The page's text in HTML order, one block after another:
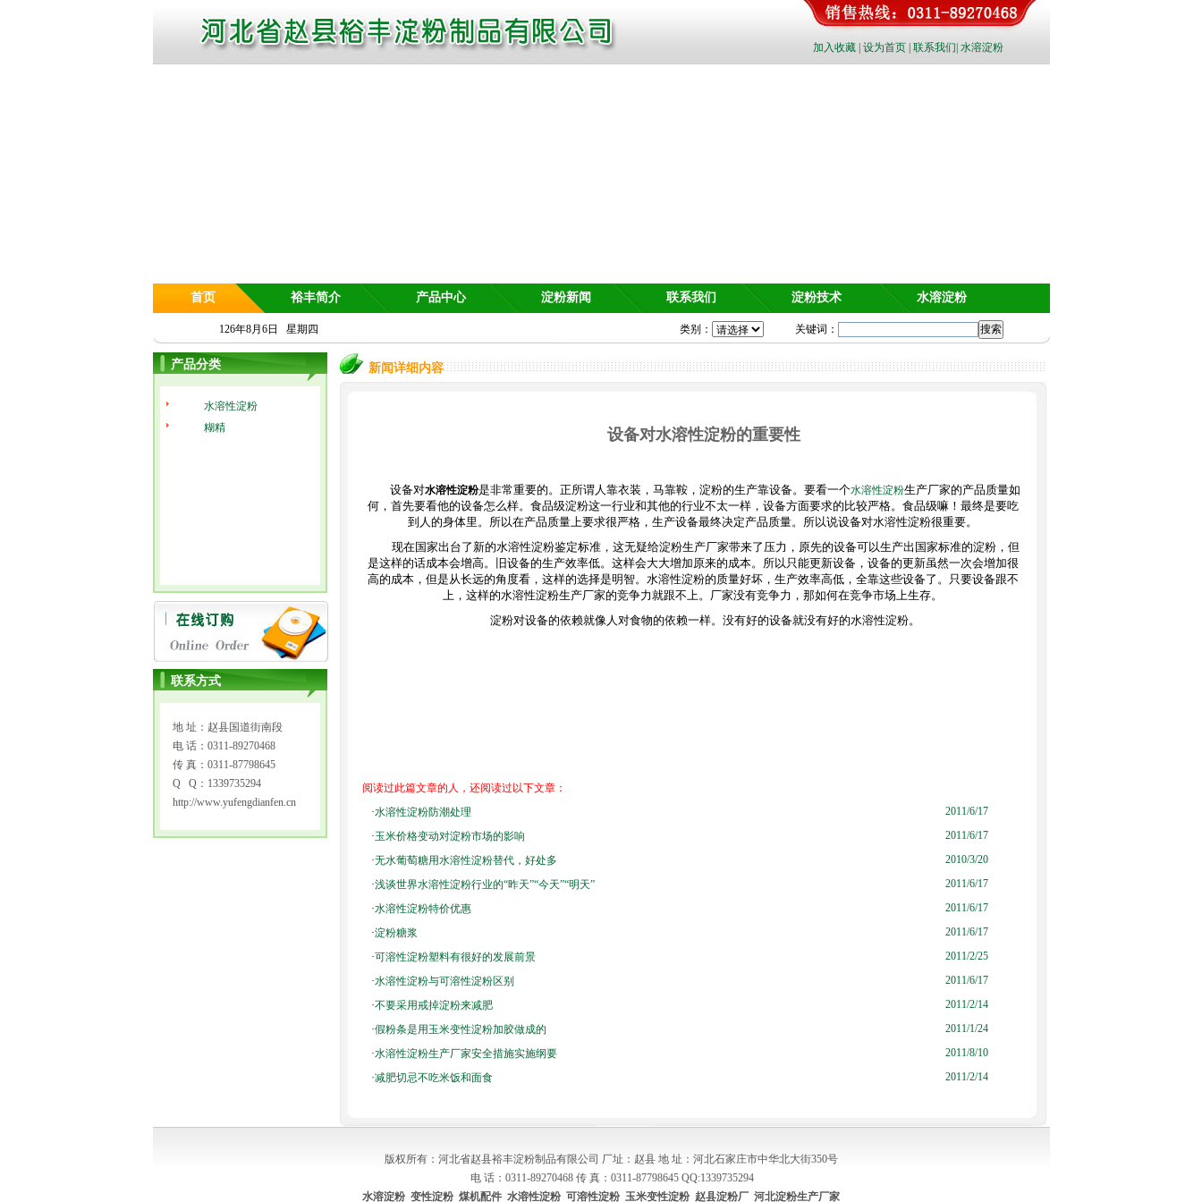
加入收藏| 设为首页| 联系我们 水溶淀粉
首页 裕丰简介 产品中心 淀粉新闻 联系我们 淀粉技术 水溶淀粉
126年8月6日 星期四 类别： 关键词：
产品分类
水溶性淀粉
糊精
联系方式
地 址：赵县国道街南段
电 话：0311-89270468
传 真：0311-87798645
Q Q：1339735294
http://www.yufengdianfen.cn
新闻详细内容
设备对水溶性淀粉的重要性
设备对水溶性淀粉是非常重要的。正所谓人靠衣装，马靠鞍，淀粉的生产靠设备。要看一个水溶性淀粉生产厂家的产品质量如
何，首先要看他的设备怎么样。食品级淀粉这一行业和其他的行业不太一样，设备方面要求的比较严格。食品级嘛！最终是要吃
到人的身体里。所以在产品质量上要求很严格，生产设备最终决定产品质量。所以说设备对水溶性淀粉很重要。
现在国家出台了新的水溶性淀粉鉴定标准，这无疑给淀粉生产厂家带来了压力，原先的设备可以生产出国家标准的淀粉，但
是这样的话成本会增高。旧设备的生产效率低。这样会大大增加原来的成本。所以只能更新设备，设备的更新虽然一次会增加很
高的成本，但是从长远的角度看，这样的选择是明智。水溶性淀粉的质量好坏，生产效率高低，全靠这些设备了。只要设备跟不
上，这样的水溶性淀粉生产厂家的竞争力就跟不上。厂家没有竞争力，那如何在竞争市场上生存。
淀粉对设备的依赖就像人对食物的依赖一样。没有好的设备就没有好的水溶性淀粉。
阅读过此篇文章的人，还阅读过以下文章：
·水溶性淀粉防潮处理
2011/6/17
·玉米价格变动对淀粉市场的影响
2011/6/17
·无水葡萄糖用水溶性淀粉替代，好处多
2010/3/20
·浅谈世界水溶性淀粉行业的“昨天”“今天”“明天”
2011/6/17
·水溶性淀粉特价优惠
2011/6/17
·淀粉糖浆
2011/6/17
·可溶性淀粉塑料有很好的发展前景
2011/2/25
·水溶性淀粉与可溶性淀粉区别
2011/6/17
·不要采用戒掉淀粉来减肥
2011/2/14
·假粉条是用玉米变性淀粉加胶做成的
2011/1/24
·水溶性淀粉生产厂家安全措施实施纲要
2011/8/10
·减肥切忌不吃米饭和面食 2011/2/14
版权所有：河北省赵县裕丰淀粉制品有限公司 厂址：赵县 地 址：河北石家庄市中华北大街350号
电 话：0311-89270468 传 真：0311-87798645 QQ:1339735294
水溶淀粉 变性淀粉 煤机配件 水溶性淀粉 可溶性淀粉 玉米变性淀粉 赵县淀粉厂 河北淀粉生产厂家